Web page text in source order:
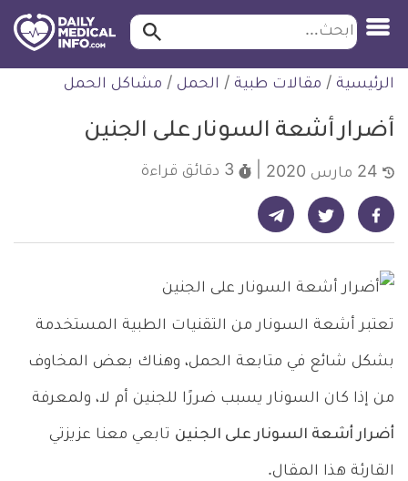
التخطي
للمحتوى
طبية
ابحث ابحث…
الرئيسية / مقالات طبية / الحمل / مشاكل الحمل
أضرار أشعة السونار على الجنين
3 دقائق قراءة
شارك على فيسبوك - ديلي ميديكال انفو شارك على تويتر - ديلي ميديكال انفو شارك على تيليجرام - ديلي ميديكال انفو
تعتبر أشعة السونار من التقنيات الطبية المستخدمة
بشكل شائع في متابعة الحمل، وهناك بعض المخاوف
من إذا كان السونار يسبب ضررًا للجنين أم لا، ولمعرفة
أضرار أشعة السونار على الجنين تابعي معنا عزيزتي
القارئة هذا المقال.